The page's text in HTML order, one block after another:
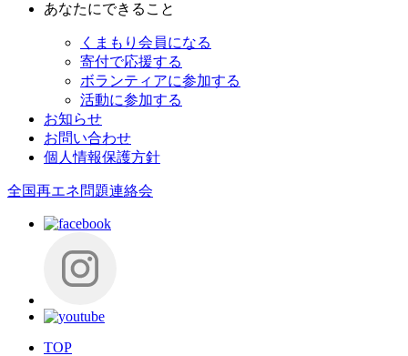
あなたにできること
くまもり会員になる
寄付で応援する
ボランティアに参加する
活動に参加する
お知らせ
お問い合わせ
個人情報保護方針
全国再エネ問題連絡会
TOP